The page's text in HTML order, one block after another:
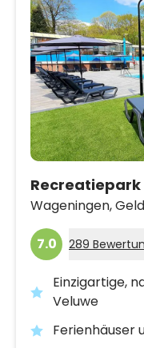
Wageningen,
7.0 289
Einzigartige,
Veluwe
Ferienhäuser